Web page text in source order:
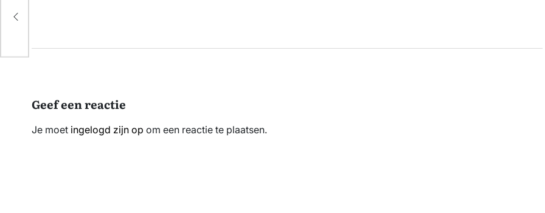
Geef een reactie
Je moet ingelogd zijn op om een reactie te plaatsen.